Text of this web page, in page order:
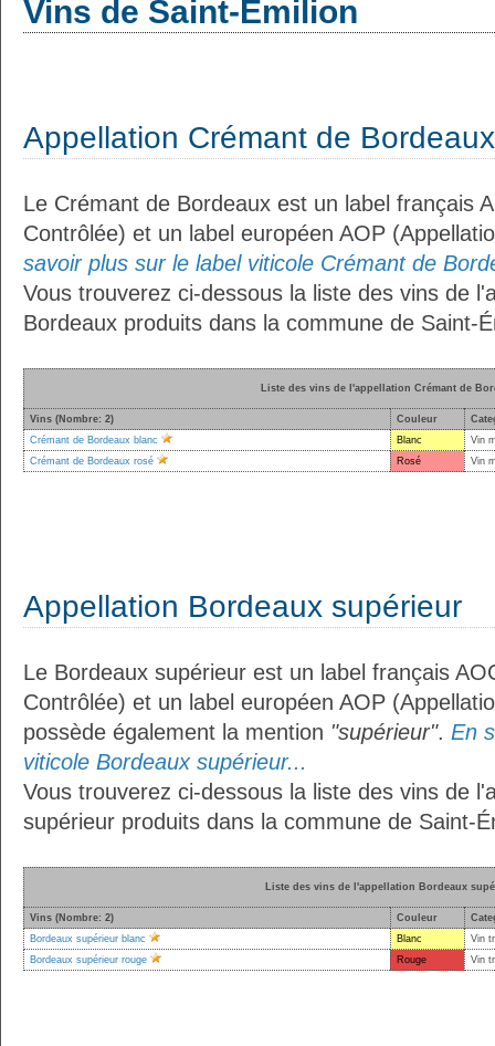
Vins de Saint-Émilion
Appellation Crémant de Bordeaux
Le Crémant de Bordeaux est un label français
Contrôlée) et un label européen AOP
savoir plus sur le label viticole Crémant de
Vous trouverez ci-dessous la liste des vins de
Bordeaux produits dans la commune de Saint-
Liste des vins de l'appellation Crémant de
Vins (Nombre: 2) Couleur
Crémant de Bordeaux blanc
Blanc
Vin
Crémant de Bordeaux rosé
Rosé Vin
Appellation Bordeaux supérieur
Le Bordeaux supérieur est un label français
Contrôlée) et un label européen AOP
possède également la mention "supérieur". En
viticole Bordeaux supérieur...
Vous trouverez ci-dessous la liste des vins de
supérieur produits dans la commune de Saint-
Liste des vins de l'appellation Bordeaux
Vins (Nombre: 2) Couleur
Bordeaux supérieur blanc
Blanc
Vin
Bordeaux supérieur rouge
Rouge Vin